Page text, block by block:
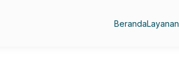
BerandaLayanan